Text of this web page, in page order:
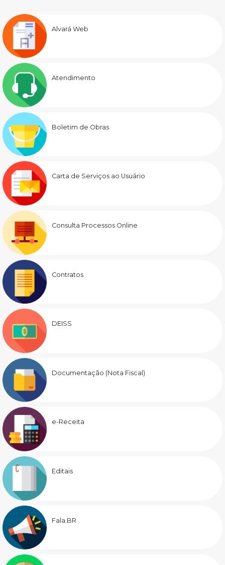
Alvará Web
Atendimento
Boletim de Obras
Carta de Serviços ao Usuário
Consulta Processos Online
Contratos
DEISS
Documentação (Nota Fiscal)
e-Receita
Editais
Fala.BR